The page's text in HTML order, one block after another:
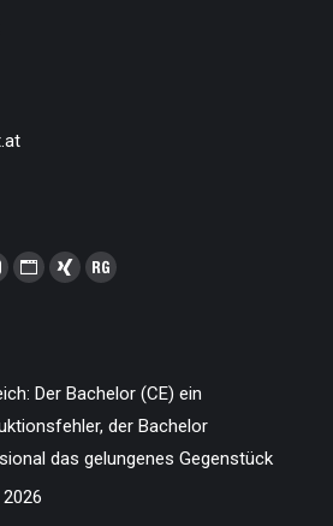
Website
new
window
XING
new
window
ResearchGate
new
window
Der Bachelor (CE) ein
der Bachelor
das gelungenes Gegenstück